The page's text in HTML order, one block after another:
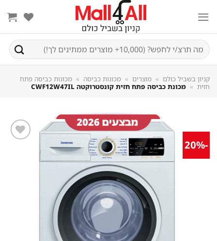
חיפוש
עבור:
קניון בשביל כולם מוצרים מכונות כביסה
מכונות כביסה פתח
חזית
מכונת כביסה פתח חזית קונסטרוקטה CWF12W47IL